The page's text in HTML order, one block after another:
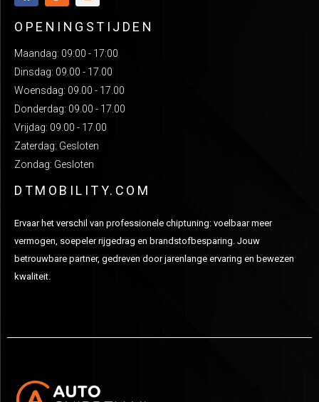
OPENINGSTIJDEN
Maandag: 09:00 - 17:00
Dinsdag: 09.00 - 17.00
Woensdag: 09.00 - 17.00
Donderdag: 09.00 - 17.00
Vrijdag: 09.00 - 17.00
Zaterdag: Gesloten
Zondag: Gesloten
DTMOBILITY.COM
Ervaar het verschil van professionele chiptuning: voelbaar meer
vermogen, soepeler rijgedrag en brandstofbesparing. Jouw
betrouwbare partner, gedreven door jarenlange ervaring en bewezen
kwaliteit.